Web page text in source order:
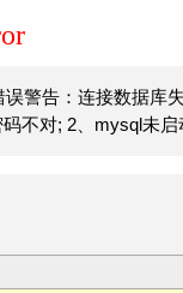
误警告：连接数据库
不对; 2、mysql未启